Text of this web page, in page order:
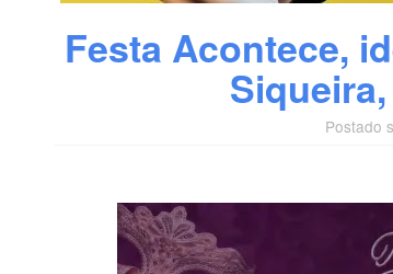
Festa Acontece,
Postado